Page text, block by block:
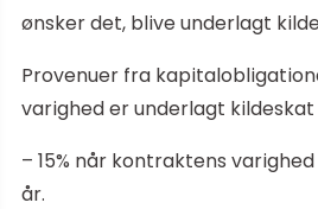
ønsker det, blive underlagt
Provenuer fra
varighed er underlagt kildeskat
– 15% når kontraktens
år.